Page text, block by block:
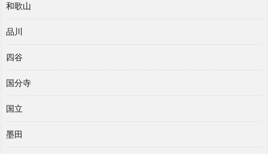
和歌山
品川
四谷
国分寺
国立
墨田